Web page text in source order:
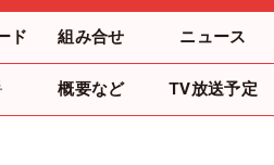
ド 組み合せ ニュース
概要など TV放送予定